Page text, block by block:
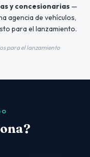
y concesionarias —
agencia de vehículos,
para el lanzamiento.
para el lanzamiento